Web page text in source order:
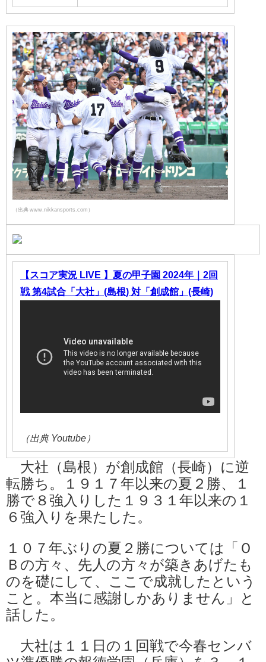
（出典 www.nikkansports.com）
【スコア実況 LIVE 】夏の甲子園 2024年｜2回
戦 第4試合「大社」(島根) 対「創成館」(長崎)
（出典 Youtube）
大社（島根）が創成館（長崎）に逆
転勝ち。１９１７年以来の夏２勝、１
勝で８強入りした１９３１年以来の１
６強入りを果たした。
１０７年ぶりの夏２勝については「Ｏ
Ｂの方々、先人の方々が築きあげたも
のを礎にして、ここで成就したという
こと。本当に感謝しかありません」と
話した。
大社は１１日の１回戦で今春センバ